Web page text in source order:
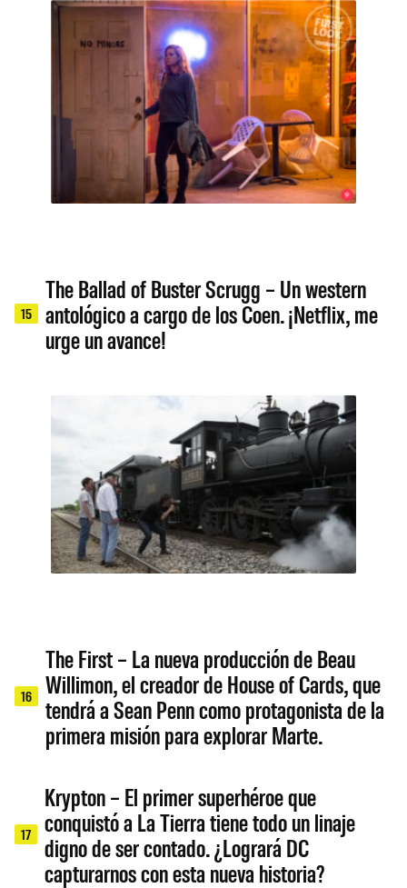
15
The Ballad of Buster Scrugg – Un western
antológico a cargo de los Coen. ¡Netflix, me
urge un avance!
16
The First – La nueva producción de Beau
Willimon, el creador de House of Cards, que
tendrá a Sean Penn como protagonista de la
primera misión para explorar Marte.
17
Krypton – El primer superhéroe que
conquistó a La Tierra tiene todo un linaje
digno de ser contado. ¿Logrará DC
capturarnos con esta nueva historia?